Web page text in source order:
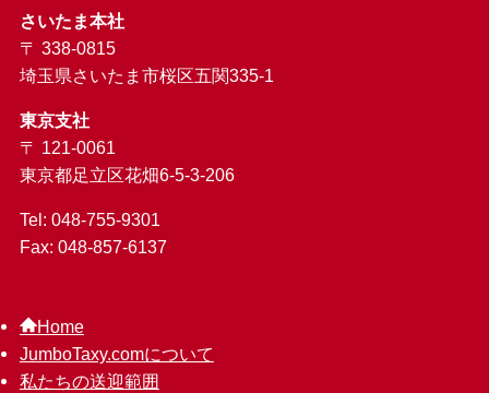
さいたま本社
〒 338-0815
埼玉県さいたま市桜区五関335-1
東京支社
〒 121-0061
東京都足立区花畑6-5-3-206
Tel: 048-755-9301
Fax: 048-857-6137
Home
JumboTaxy.comについて
私たちの送迎範囲